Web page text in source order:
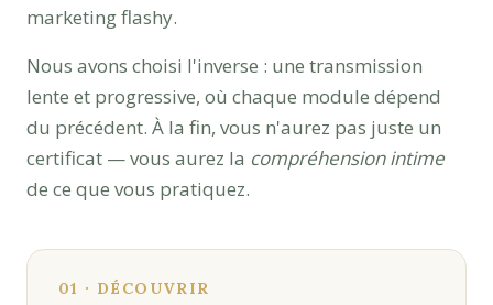
marketing flashy.
Nous avons choisi l'inverse : une transmission
lente et progressive, où chaque module dépend
du précédent. À la fin, vous n'aurez pas juste un
certificat — vous aurez la compréhension intime
de ce que vous pratiquez.
01 · DÉCOUVRIR